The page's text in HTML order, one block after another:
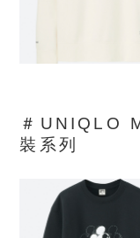
＃UNIQLO
裝系列